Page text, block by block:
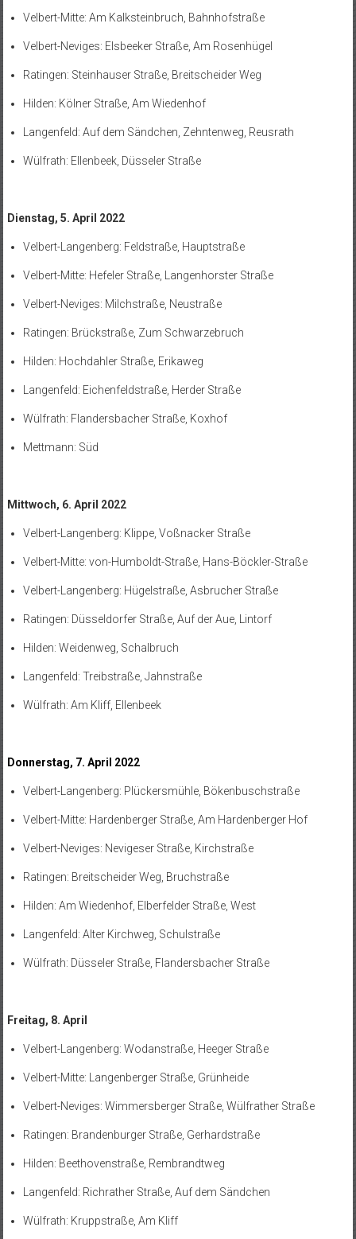
Velbert-Mitte: Am Kalksteinbruch, Bahnhofstraße
Velbert-Neviges: Elsbeeker Straße, Am Rosenhügel
Ratingen: Steinhauser Straße, Breitscheider Weg
Hilden: Kölner Straße, Am Wiedenhof
Langenfeld: Auf dem Sändchen, Zehntenweg, Reusrath
Wülfrath: Ellenbeek, Düsseler Straße
Dienstag, 5. April 2022
Velbert-Langenberg: Feldstraße, Hauptstraße
Velbert-Mitte: Hefeler Straße, Langenhorster Straße
Velbert-Neviges: Milchstraße, Neustraße
Ratingen: Brückstraße, Zum Schwarzebruch
Hilden: Hochdahler Straße, Erikaweg
Langenfeld: Eichenfeldstraße, Herder Straße
Wülfrath: Flandersbacher Straße, Koxhof
Mettmann: Süd
Mittwoch, 6. April 2022
Velbert-Langenberg: Klippe, Voßnacker Straße
Velbert-Mitte: von-Humboldt-Straße, Hans-Böckler-Straße
Velbert-Langenberg: Hügelstraße, Asbrucher Straße
Ratingen: Düsseldorfer Straße, Auf der Aue, Lintorf
Hilden: Weidenweg, Schalbruch
Langenfeld: Treibstraße, Jahnstraße
Wülfrath: Am Kliff, Ellenbeek
Donnerstag, 7. April 2022
Velbert-Langenberg: Plückersmühle, Bökenbuschstraße
Velbert-Mitte: Hardenberger Straße, Am Hardenberger Hof
Velbert-Neviges: Nevigeser Straße, Kirchstraße
Ratingen: Breitscheider Weg, Bruchstraße
Hilden: Am Wiedenhof, Elberfelder Straße, West
Langenfeld: Alter Kirchweg, Schulstraße
Wülfrath: Düsseler Straße, Flandersbacher Straße
Freitag, 8. April
Velbert-Langenberg: Wodanstraße, Heeger Straße
Velbert-Mitte: Langenberger Straße, Grünheide
Velbert-Neviges: Wimmersberger Straße, Wülfrather Straße
Ratingen: Brandenburger Straße, Gerhardstraße
Hilden: Beethovenstraße, Rembrandtweg
Langenfeld: Richrather Straße, Auf dem Sändchen
Wülfrath: Kruppstraße, Am Kliff